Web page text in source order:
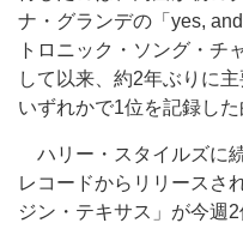
ナ・グランデの「yes,
トロニック・ソング・チ
して以来、約2年ぶりに
いずれかで1位を記録した
ハリー・スタイルズに
レコードからリリースさ
ジン・テキサス」が今週